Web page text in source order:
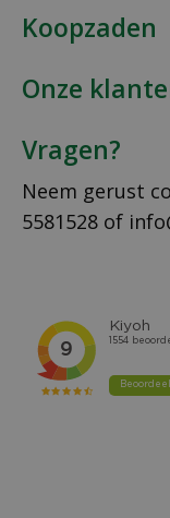
Koopzaden
Onze
Vragen?
Neem gerust
5581528 of